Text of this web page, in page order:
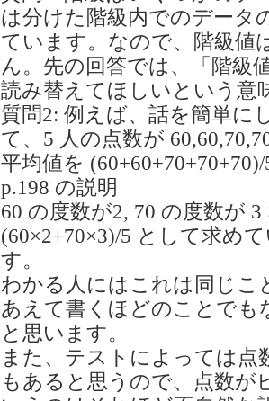
は分けた階級内でのデータ
ています。なので、階級値
ん。先の回答では、「階級
読み替えてほしいという意
質問2: 例えば、話を簡単に
て、5 人の点数が
平均値を
p.198 の説明
60 の度数が2, 70 の度数が
(60×2+70×3)/5 として求め
す。
わかる人にはこれは同じこ
あえて書くほどのことでも
と思います。
また、テストによっては点
もあると思うので、点数が